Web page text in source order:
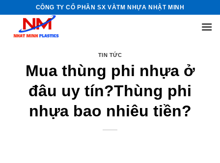
content
CÔNG TY CỔ PHẦN SX VÀTM NHỰA NHẬT MINH
TIN TỨC
Mua thùng phi nhựa ở
đâu uy tín?Thùng phi
nhựa bao nhiêu tiền?